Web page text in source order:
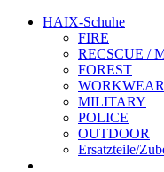
HAIX-Schuhe
FIRE
RECSCUE /
FOREST
WORKWEAR
MILITARY
POLICE
OUTDOOR
Ersatzteile/